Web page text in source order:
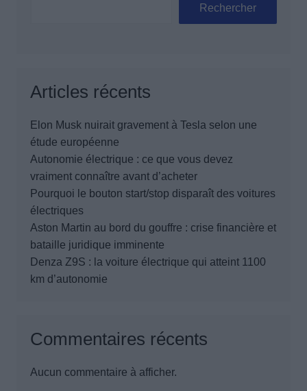
Rechercher
Articles récents
Elon Musk nuirait gravement à Tesla selon une
étude européenne
Autonomie électrique : ce que vous devez
vraiment connaître avant d’acheter
Pourquoi le bouton start/stop disparaît des voitures
électriques
Aston Martin au bord du gouffre : crise financière et
bataille juridique imminente
Denza Z9S : la voiture électrique qui atteint 1100
km d’autonomie
Commentaires récents
Aucun commentaire à afficher.